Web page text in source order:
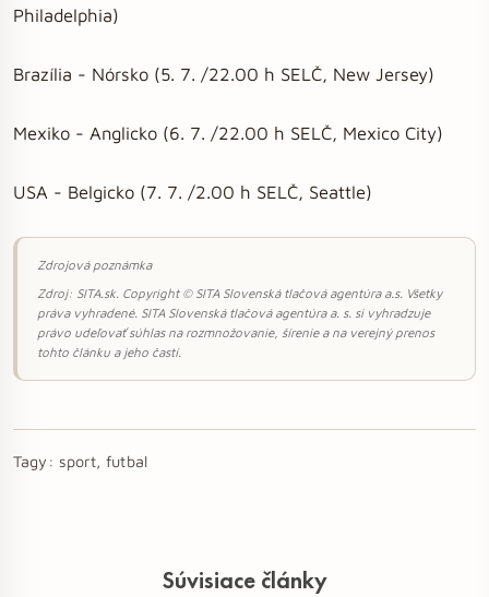
Philadelphia)
Brazília - Nórsko (5. 7. /22.00 h SELČ, New Jersey)
Mexiko - Anglicko (6. 7. /22.00 h SELČ, Mexico City)
USA - Belgicko (7. 7. /2.00 h SELČ, Seattle)
Zdrojová poznámka
Zdroj: SITA.sk. Copyright © SITA Slovenská tlačová agentúra a.s. Všetky
práva vyhradené. SITA Slovenská tlačová agentúra a. s. si vyhradzuje
právo udeľovať súhlas na rozmnožovanie, šírenie a na verejný prenos
tohto článku a jeho častí.
Tagy: sport, futbal
Súvisiace články